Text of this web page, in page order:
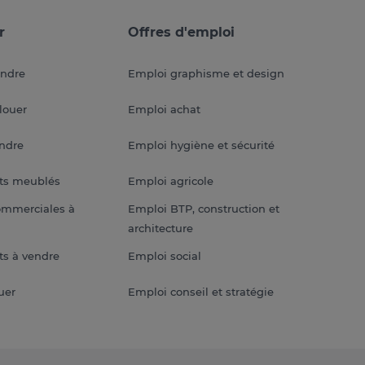
meublés
à
à vendre
Offres d'emploi
Emploi graphisme et design
Emploi achat
Emploi hygiène et sécurité
Emploi agricole
Emploi BTP, construction et
architecture
Emploi social
Emploi conseil et stratégie